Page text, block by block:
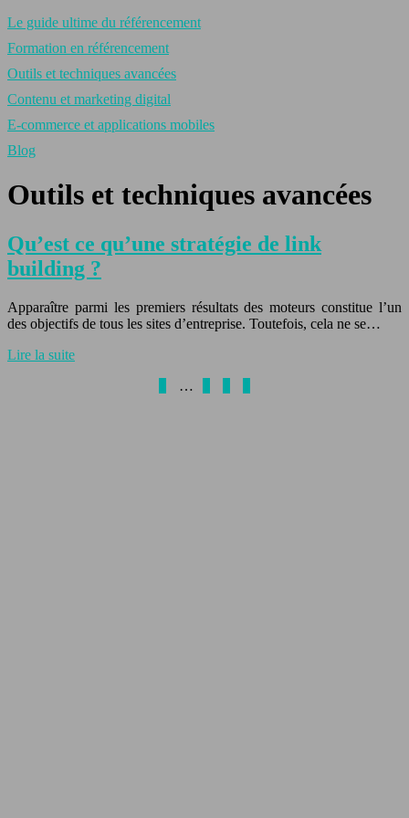
Le guide ultime du référencement
Formation en référencement
Outils et techniques avancées
Contenu et marketing digital
E-commerce et applications mobiles
Blog
Outils et techniques avancées
Qu’est ce qu’une stratégie de link
building ?
Apparaître parmi les premiers résultats des moteurs constitue l’un
des objectifs de tous les sites d’entreprise. Toutefois, cela ne se…
Lire la suite
…